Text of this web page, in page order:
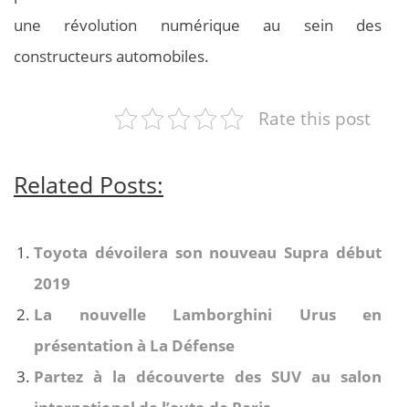
une révolution numérique au sein des
constructeurs automobiles.
Rate this post
Related Posts:
Toyota dévoilera son nouveau Supra début
2019
La nouvelle Lamborghini Urus en
présentation à La Défense
Partez à la découverte des SUV au salon